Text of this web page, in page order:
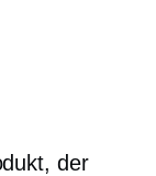
der